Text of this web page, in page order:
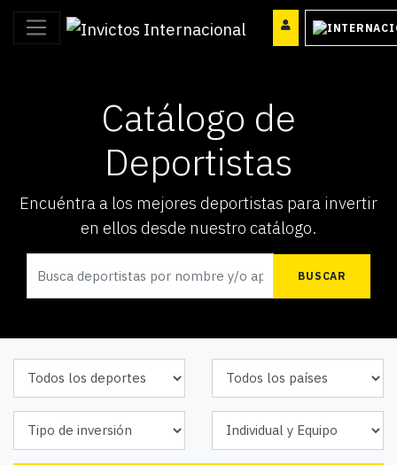
Catálogo de
Deportistas
Encuéntra a los mejores deportistas para invertir
en ellos desde nuestro catálogo.
BUSCAR